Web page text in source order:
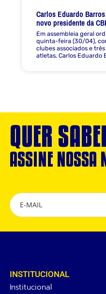
Carlos Eduardo
novo presidente da
Em assembleia geral
quinta-feira (30/04),
clubes associados e
atletas, Carlos Eduardo
QUER
ASSINE NOSSA
INSTITUCIONAL
Institucional